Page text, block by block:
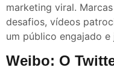
marketing viral.
desafios, vídeos
um público engajado e
Weibo: O